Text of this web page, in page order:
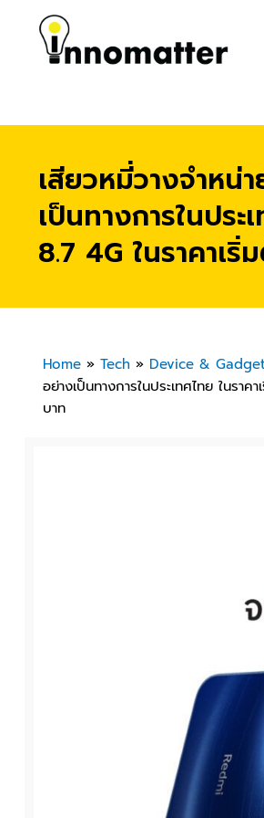
เสียวหมี่วางจำห
เป็นทางการในปร
8.7 4G ในราคาเ
Home» Tech» Device &
อย่างเป็นทางการในประเทศไทย ในร
บาท